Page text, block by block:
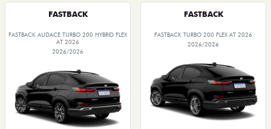
FASTBACK
FASTBACK AUDACE TURBO 200 HYBRID FLEX
AT 2026
2026/2026
FASTBACK
FASTBACK TURBO 200 FLEX AT 2026
2026/2026